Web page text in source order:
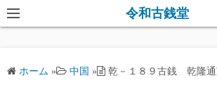
コ
ン
令和古銭堂
ホーム » 中国 » 乾－１８９古銭 乾隆通